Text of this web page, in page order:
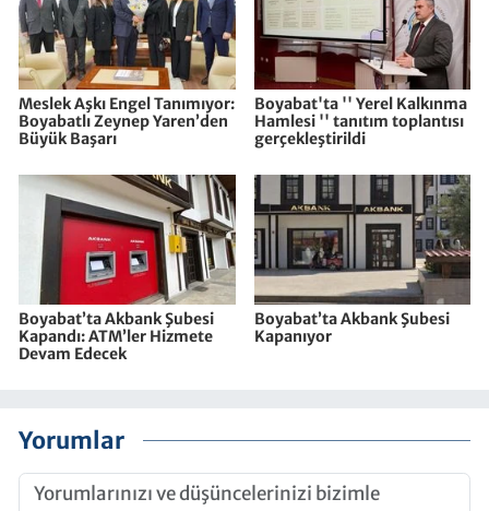
Meslek Aşkı Engel Tanımıyor:
Boyabatlı Zeynep Yaren’den
Büyük Başarı
Boyabat'ta '' Yerel Kalkınma
Hamlesi '' tanıtım toplantısı
gerçekleştirildi
Boyabat’ta Akbank Şubesi
Kapandı: ATM’ler Hizmete
Devam Edecek
Boyabat’ta Akbank Şubesi
Kapanıyor
Yorumlar